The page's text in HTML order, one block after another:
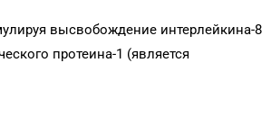
высвобождение интерлейкина-8
протеина-1 (является